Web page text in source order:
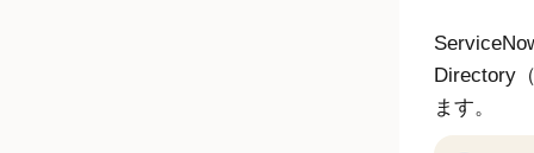
Directory
ます。